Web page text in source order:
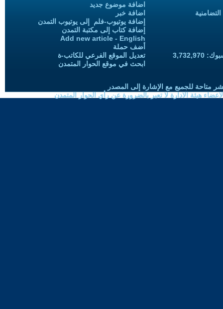
اضافة موضوع جديد
اضافة خبر
إضافة يوتيوب-فلم إلى يوتيوب التمدن
إضافة كتاب إلى مكتبة التمدن
Add new article - English
أضف حملة
تعديل الموقع الفرعي للكاتب-ة
ابحث في موقع الحوار المتمدن
متاحة للجميع مع الإشارة إلى المصدر
هيئة الادارة لا تعبر بالضرورة عن رأي الحوار المتمدن